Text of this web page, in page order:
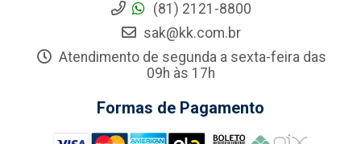
(81) 2121-8800
sak@kk.com.br
Atendimento de segunda a sexta-feira das
09h às 17h
Formas de Pagamento